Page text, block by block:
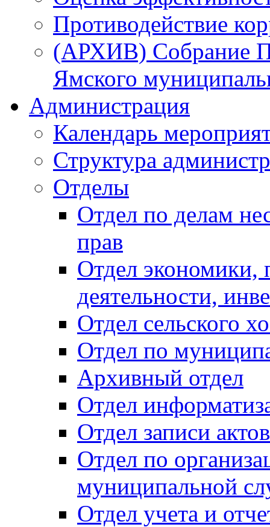
Противодействие
(АРХИВ) Собрание
Ямского
Администрация
Календарь
Структура
Отделы
Отдел по делам
прав
Отдел экономики,
деятельности,
Отдел сельского
Отдел по
Архивный отдел
Отдел
Отдел записи
Отдел по
муниципальной
Отдел учета и